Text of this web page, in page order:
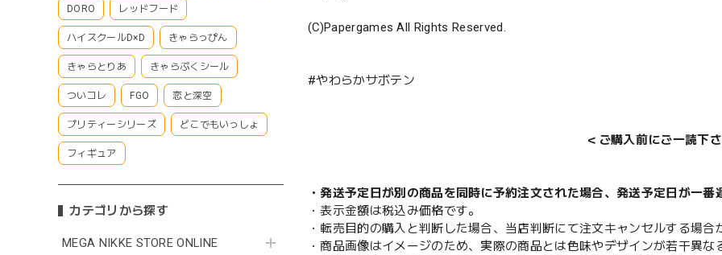
DORO レッドフード
ハイスクールD×D きゃらっぴん
きゃらとりあ きゃらぷくシール
ついコレ FGO 恋と深空
プリティーシリーズ どこでもいっしょ
フィギュア
カテゴリから探す
MEGA NIKKE STORE ONLINE
(C)Papergames All Rights Reserved.
#やわらかサボテン
＜ご購入前にご一読下
・発送予定日が別の商品を同時に予約注文された場合、発送予定日が一
・表示金額は税込み価格です。
・転売目的の購入と判断した場合、当店判断にて注文キャンセルする場合
・商品画像はイメージのため、実際の商品とは色味やデザインが若干異な